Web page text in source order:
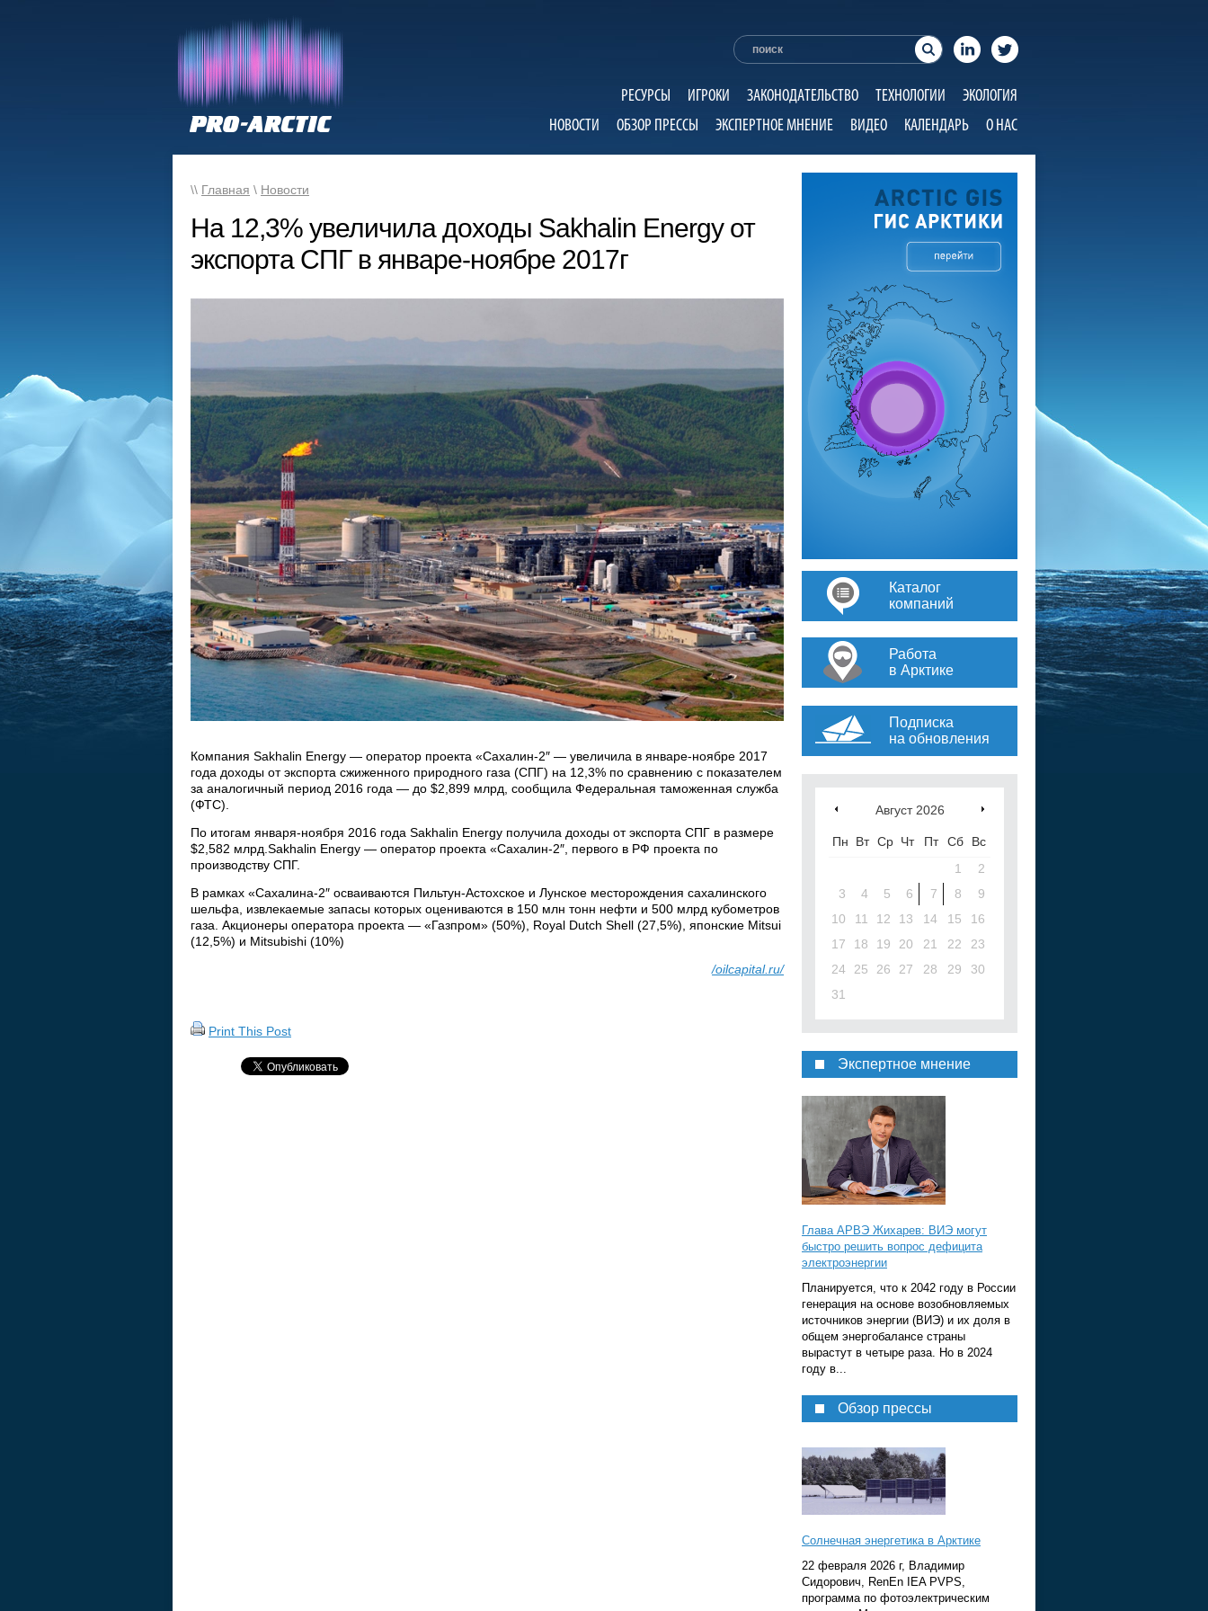
РЕСУРСЫ ИГРОКИ ЗАКОНОДАТЕЛЬСТВО ТЕХНОЛОГИИ
ЭКОЛОГИЯ
НОВОСТИ
ОБЗОР ПРЕССЫ ЭКСПЕРТНОЕ МНЕНИЕ ВИДЕО КАЛЕНДАРЬ О НАС
\\ Главная \ Новости
На 12,3% увеличила доходы Sakhalin Energy от
экспорта СПГ в январе-ноябре 2017г
Компания Sakhalin Energy — оператор проекта «Сахалин-2″ — увеличила в январе-ноябре 2017
года доходы от экспорта сжиженного природного газа (СПГ) на 12,3% по сравнению с показателем
за аналогичный период 2016 года — до $2,899 млрд, сообщила Федеральная таможенная служба
(ФТС).
По итогам января-ноября 2016 года Sakhalin Energy получила доходы от экспорта СПГ в размере
$2,582 млрд.Sakhalin Energy — оператор проекта «Сахалин-2″, первого в РФ проекта по
производству СПГ.
В рамках «Сахалина-2″ осваиваются Пильтун-Астохское и Лунское месторождения сахалинского
шельфа, извлекаемые запасы которых оцениваются в 150 млн тонн нефти и 500 млрд кубометров
газа. Акционеры оператора проекта — «Газпром» (50%), Royal Dutch Shell (27,5%), японские Mitsui
(12,5%) и Mitsubishi (10%)
/oilcapital.ru/
Print This Post
Каталог
компаний
Работа
в Арктике
Подписка
на обновления
Август 2026
Пн Вт Ср Чт Пт Сб
Вс
1
2
3
4 5 6 7 8
9
10
11 12 13 14 15
16
17
18 19 20 21 22
23
24
25 26 27 28 29
30
31
Экспертное мнение
Глава АРВЭ Жихарев: ВИЭ могут
быстро решить вопрос дефицита
электроэнергии
Планируется, что к 2042 году в России
генерация на основе возобновляемых
источников энергии (ВИЭ) и их доля в
общем энергобалансе страны
вырастут в четыре раза. Но в 2024
году в...
Обзор прессы
Солнечная энергетика в Арктике
22 февраля 2026 г, Владимир
Сидорович, RenEn IEA PVPS,
программа по фотоэлектрическим